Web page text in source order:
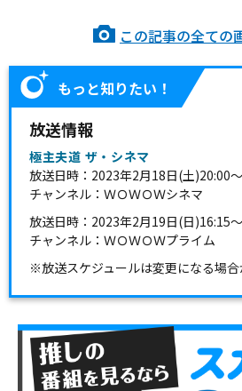
この記事の全ての
もっと知りたい！
放送情報
極主夫道 ザ・シネマ
放送日時：2023年2月18日(土)20:00～
チャンネル：ＷＯＷＯＷシネマ
放送日時：2023年2月19日(日)16:15～
チャンネル：ＷＯＷＯＷプライム
※放送スケジュールは変更になる場